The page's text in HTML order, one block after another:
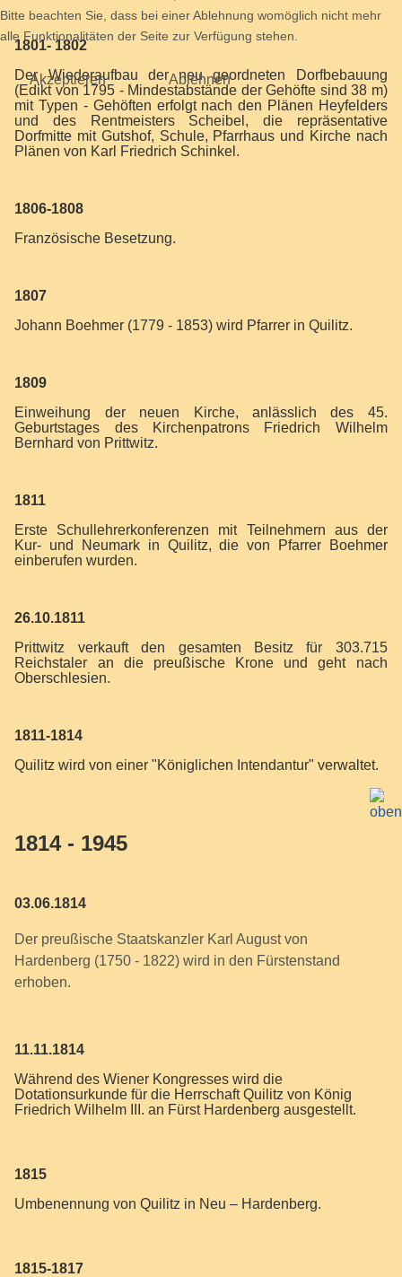
1801- 1802
Der Wiederaufbau der neu geordneten Dorfbebauung
(Edikt von 1795 - Mindestabstände der Gehöfte sind 38 m)
mit Typen - Gehöften erfolgt nach den Plänen Heyfelders
und des Rentmeisters Scheibel, die repräsentative
Dorfmitte mit Gutshof, Schule, Pfarrhaus und Kirche nach
Plänen von Karl Friedrich Schinkel.
1806-1808
Französische Besetzung.
1807
Johann Boehmer (1779 - 1853) wird Pfarrer in Quilitz.
1809
Einweihung der neuen Kirche, anlässlich des 45.
Geburtstages des Kirchenpatrons Friedrich Wilhelm
Bernhard von Prittwitz.
1811
Erste Schullehrerkonferenzen mit Teilnehmern aus der
Kur- und Neumark in Quilitz, die von Pfarrer Boehmer
einberufen wurden.
26.10.1811
Prittwitz verkauft den gesamten Besitz für 303.715
Reichstaler an die preußische Krone und geht nach
Oberschlesien.
1811-1814
Quilitz wird von einer "Königlichen Intendantur" verwaltet.
1814 - 1945
03.06.1814
Der preußische Staatskanzler Karl August von
Hardenberg (1750 - 1822) wird in den Fürstenstand
erhoben.
11.11.1814
Während des Wiener Kongresses wird die
Dotationsurkunde für die Herrschaft Quilitz von König
Friedrich Wilhelm III. an Fürst Hardenberg ausgestellt.
1815
Umbenennung von Quilitz in Neu – Hardenberg.
1815-1817
Bitte beachten Sie, dass bei einer Ablehnung womöglich nicht mehr
alle Funktionalitäten der Seite zur Verfügung stehen.
Akzeptieren Ablehnen